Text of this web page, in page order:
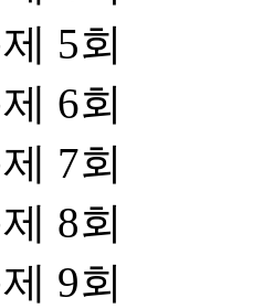
5회
6회
7회
8회
9회